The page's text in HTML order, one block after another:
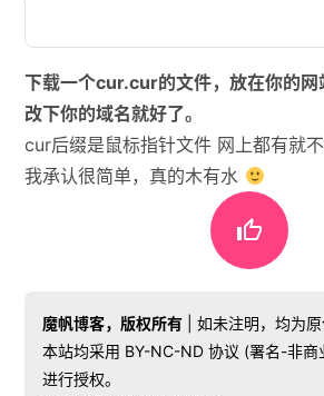
下载一个cur.cur的文件，放在你的网
改下你的域名就好了。
cur后缀是鼠标指针文件 网上都有就
我承认很简单，真的木有水

魔帆博客，版权所有 | 如未注明，均为
本站均采用 BY-NC-ND 协议 (署名-非商
进行授权。